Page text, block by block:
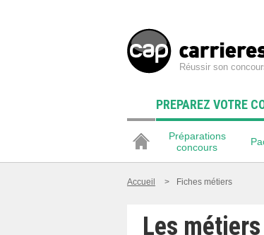
Réussir son
PREPAREZ VOTRE
Préparations
concours
Accueil > Fiches métiers
Les